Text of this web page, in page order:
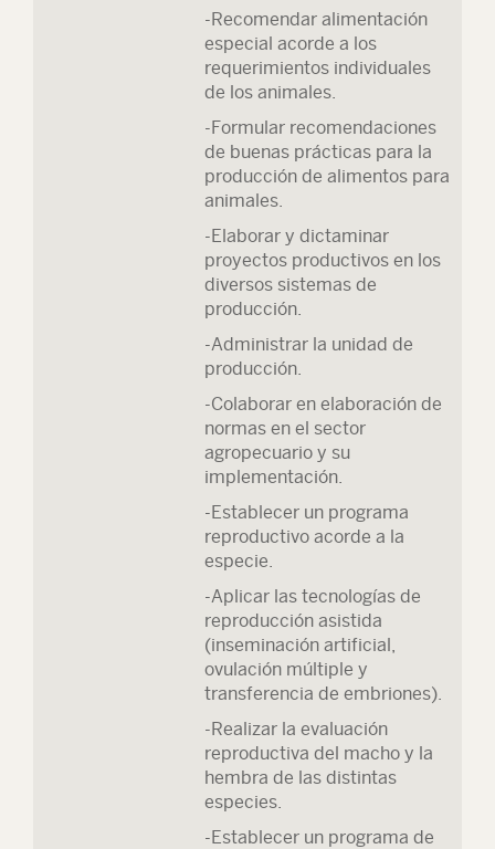
-Recomendar alimentación
especial acorde a los
requerimientos individuales
de los animales.
-Formular recomendaciones
de buenas prácticas para la
producción de alimentos para
animales.
-Elaborar y dictaminar
proyectos productivos en los
diversos sistemas de
producción.
-Administrar la unidad de
producción.
-Colaborar en elaboración de
normas en el sector
agropecuario y su
implementación.
-Establecer un programa
reproductivo acorde a la
especie.
-Aplicar las tecnologías de
reproducción asistida
(inseminación artificial,
ovulación múltiple y
transferencia de embriones).
-Realizar la evaluación
reproductiva del macho y la
hembra de las distintas
especies.
-Establecer un programa de